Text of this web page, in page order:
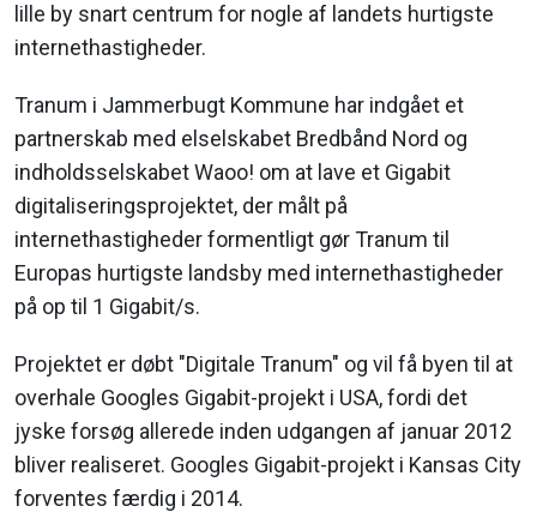
lille by snart centrum for nogle af landets hurtigste
internethastigheder.
Tranum i Jammerbugt Kommune har indgået et
partnerskab med elselskabet Bredbånd Nord og
indholdsselskabet Waoo! om at lave et Gigabit
digitaliseringsprojektet, der målt på
internethastigheder formentligt gør Tranum til
Europas hurtigste landsby med internethastigheder
på op til 1 Gigabit/s.
Projektet er døbt "Digitale Tranum" og vil få byen til at
overhale Googles Gigabit-projekt i USA, fordi det
jyske forsøg allerede inden udgangen af januar 2012
bliver realiseret. Googles Gigabit-projekt i Kansas City
forventes færdig i 2014.